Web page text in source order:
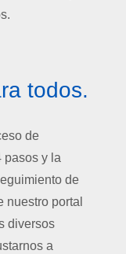
todos.
de
pasos y la
de
nuestro portal
diversos
a